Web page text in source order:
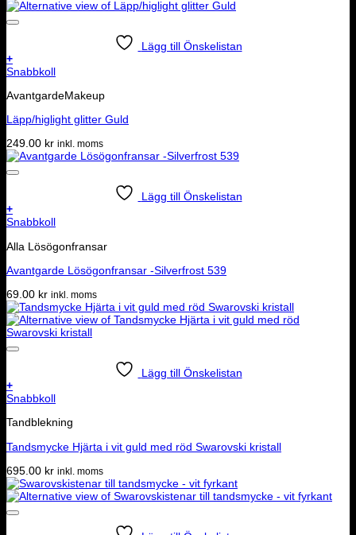
Lägg till Önskelistan
+
Snabbkoll
AvantgardeMakeup
Läpp/higlight glitter Guld
249.00 kr inkl. moms
Lägg till Önskelistan
+
Snabbkoll
Alla Lösögonfransar
Avantgarde Lösögonfransar -Silverfrost 539
69.00 kr inkl. moms
Lägg till Önskelistan
+
Snabbkoll
Tandblekning
Tandsmycke Hjärta i vit guld med röd Swarovski kristall
695.00 kr inkl. moms